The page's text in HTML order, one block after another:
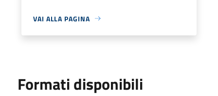
VAI ALLA PAGINA
Formati disponibili